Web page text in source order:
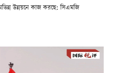
উন্নয়নে কাজ করছে: সিএমজি